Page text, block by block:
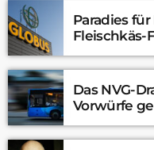
Paradies
Fleischkäs-
Das NVG-
Vorwürfe